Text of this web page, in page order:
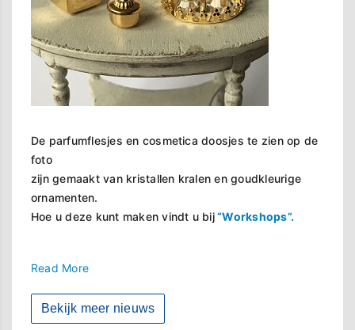
De parfumflesjes en cosmetica doosjes te zien op de
foto
zijn gemaakt van kristallen kralen en goudkleurige
ornamenten.
Hoe u deze kunt maken vindt u bij“Workshops”.
Read More
Bekijk meer nieuws